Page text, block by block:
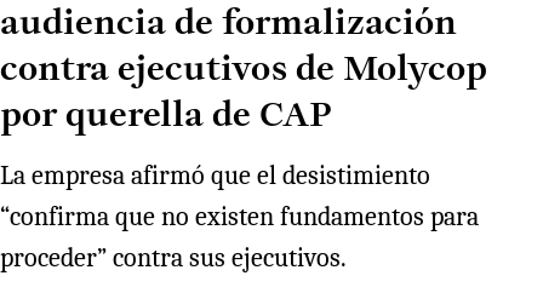
audiencia de formalización
contra ejecutivos de Molycop
por querella de CAP
La empresa afirmó que el desistimiento
“confirma que no existen fundamentos para
proceder” contra sus ejecutivos.